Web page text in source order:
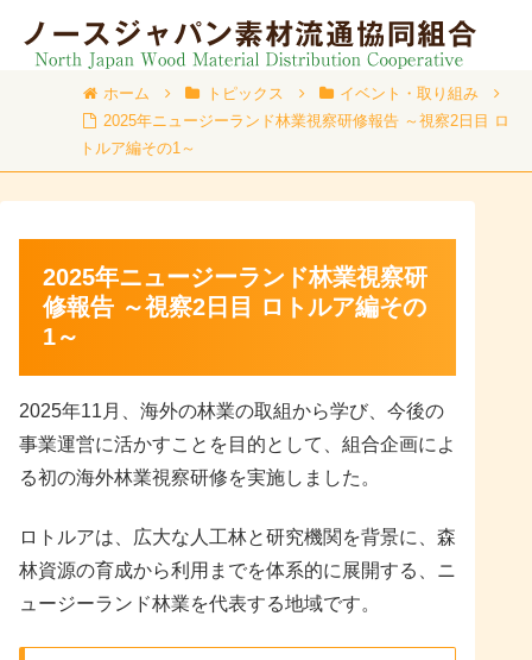
ホーム トピックス
イベント・取り組み
2025年ニュージーランド林業視察研修報告 ～視察2日目 ロ
トルア編その1～
2025年ニュージーランド林業視察研
修報告 ～視察2日目 ロトルア編その
1～
2025年11月、海外の林業の取組から学び、今後の
事業運営に活かすことを目的として、組合企画によ
る初の海外林業視察研修を実施しました。
ロトルアは、広大な人工林と研究機関を背景に、森
林資源の育成から利用までを体系的に展開する、ニ
ュージーランド林業を代表する地域です。